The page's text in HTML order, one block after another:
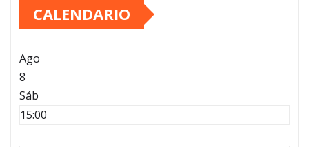
CALENDARIO
Ago
8
Sáb
15:00